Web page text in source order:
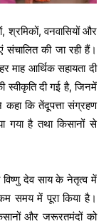
श्रमिकों, वनवासियों और
संचालित की जा रही हैं।
माह आर्थिक सहायता दी
स्वीकृति दी गई है, जिनमें
कि तेंदूपत्ता संग्रहण
गया है तथा किसानों से
देव साय के नेतृत्व में
समय में पूरा किया है।
और जरूरतमंदों को